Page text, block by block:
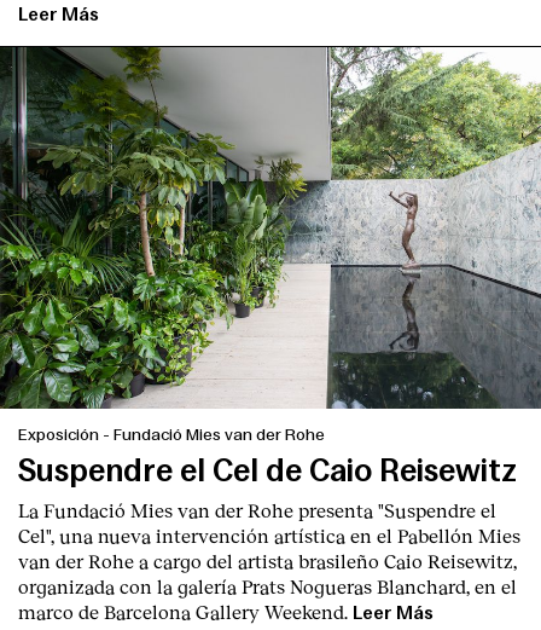
Leer Más
Exposición - Fundació Mies van der Rohe
Suspendre el Cel de Caio Reisewitz
La Fundació Mies van der Rohe presenta "Suspendre el
Cel", una nueva intervención artística en el Pabellón Mies
van der Rohe a cargo del artista brasileño Caio Reisewitz,
organizada con la galería Prats Nogueras Blanchard, en el
marco de Barcelona Gallery Weekend. Leer Más